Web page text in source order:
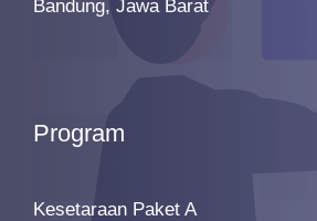
Bandung, Jawa Barat
Program
Kesetaraan Paket A